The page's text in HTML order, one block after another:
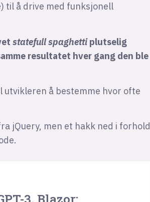
til å drive med funksjonell
statefull spaghettiplutselig
resultatet hver gang den ble
utvikleren å bestemme hvor ofte
jQuery, men et hakk ned i forhold